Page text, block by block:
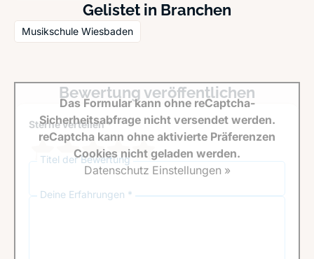
Gelistet in Branchen
Musikschule Wiesbaden
Bewertung veröffentlichen
Sterne verteilen *
Titel der Bewertung
Deine Erfahrungen *
Das Formular kann ohne reCaptcha-
Sicherheitsabfrage nicht versendet werden.
reCaptcha kann ohne aktivierte Präferenzen
Cookies nicht geladen werden.
Datenschutz Einstellungen »